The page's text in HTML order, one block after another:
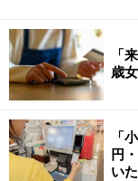
「
歳
「
円
い